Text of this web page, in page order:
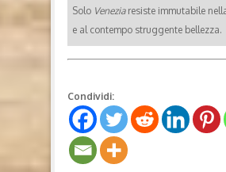
Solo Veneziaresiste immutabile
e al contempo struggente bellezza.
Condividi: